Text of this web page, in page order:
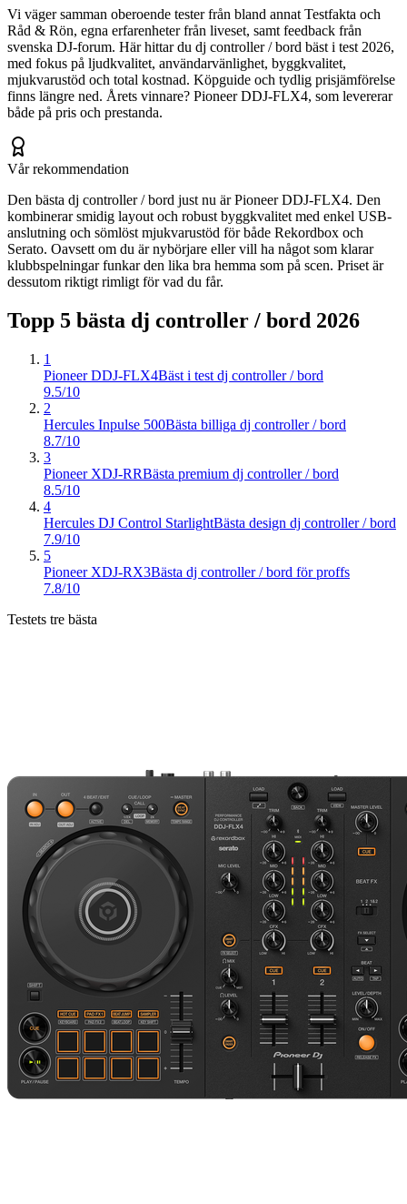
Vi väger samman oberoende tester från bland annat Testfakta och
Råd & Rön, egna erfarenheter från liveset, samt feedback från
svenska DJ-forum. Här hittar du dj controller / bord bäst i test 2026,
med fokus på ljudkvalitet, användarvänlighet, byggkvalitet,
mjukvarustöd och total kostnad. Köpguide och tydlig prisjämförelse
finns längre ned. Årets vinnare? Pioneer DDJ-FLX4, som levererar
både på pris och prestanda.
Vår rekommendation
Den bästa dj controller / bord just nu är Pioneer DDJ-FLX4. Den
kombinerar smidig layout och robust byggkvalitet med enkel USB-
anslutning och sömlöst mjukvarustöd för både Rekordbox och
Serato. Oavsett om du är nybörjare eller vill ha något som klarar
klubbspelningar funkar den lika bra hemma som på scen. Priset är
dessutom riktigt rimligt för vad du får.
Topp 5 bästa dj controller / bord 2026
1
Pioneer DDJ-FLX4Bäst i test dj controller / bord
9.5/10
2
Hercules Inpulse 500Bästa billiga dj controller / bord
8.7/10
3
Pioneer XDJ-RRBästa premium dj controller / bord
8.5/10
4
Hercules DJ Control StarlightBästa design dj controller / bord
7.9/10
5
Pioneer XDJ-RX3Bästa dj controller / bord för proffs
7.8/10
Testets tre bästa